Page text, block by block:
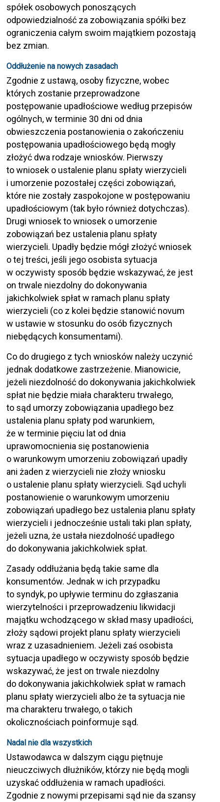
spółek osobowych ponoszących
odpowiedzialność za zobowiązania spółki bez
ograniczenia całym swoim majątkiem pozostają
bez zmian.
Oddłużenie na nowych zasadach
Zgodnie z ustawą, osoby fizyczne, wobec
których zostanie przeprowadzone
postępowanie upadłościowe według przepisów
ogólnych, w terminie 30 dni od dnia
obwieszczenia postanowienia o zakończeniu
postępowania upadłościowego będą mogły
złożyć dwa rodzaje wniosków. Pierwszy
to wniosek o ustalenie planu spłaty wierzycieli
i umorzenie pozostałej części zobowiązań,
które nie zostały zaspokojone w postępowaniu
upadłościowym (tak było również dotychczas).
Drugi wniosek to wniosek o umorzenie
zobowiązań bez ustalenia planu spłaty
wierzycieli. Upadły będzie mógł złożyć wniosek
o tej treści, jeśli jego osobista sytuacja
w oczywisty sposób będzie wskazywać, że jest
on trwale niezdolny do dokonywania
jakichkolwiek spłat w ramach planu spłaty
wierzycieli (co z kolei będzie stanowić novum
w ustawie w stosunku do osób fizycznych
niebędących konsumentami).
Co do drugiego z tych wniosków należy uczynić
jednak dodatkowe zastrzeżenie. Mianowicie,
jeżeli niezdolność do dokonywania jakichkolwiek
spłat nie będzie miała charakteru trwałego,
to sąd umorzy zobowiązania upadłego bez
ustalenia planu spłaty pod warunkiem,
że w terminie pięciu lat od dnia
uprawomocnienia się postanowienia
o warunkowym umorzeniu zobowiązań upadły
ani żaden z wierzycieli nie złoży wniosku
o ustalenie planu spłaty wierzycieli. Sąd uchyli
postanowienie o warunkowym umorzeniu
zobowiązań upadłego bez ustalenia planu spłaty
wierzycieli i jednocześnie ustali taki plan spłaty,
jeżeli uzna, że ustała niezdolność upadłego
do dokonywania jakichkolwiek spłat.
Zasady oddłużania będą takie same dla
konsumentów. Jednak w ich przypadku
to syndyk, po upływie terminu do zgłaszania
wierzytelności i przeprowadzeniu likwidacji
majątku wchodzącego w skład masy upadłości,
złoży sądowi projekt planu spłaty wierzycieli
wraz z uzasadnieniem. Jeżeli zaś osobista
sytuacja upadłego w oczywisty sposób będzie
wskazywać, że jest on trwale niezdolny
do dokonywania jakichkolwiek spłat w ramach
planu spłaty wierzycieli albo że ta sytuacja nie
ma charakteru trwałego, o takich
okolicznościach poinformuje sąd.
Nadal nie dla wszystkich
Ustawodawca w dalszym ciągu piętnuje
nieuczciwych dłużników, którzy nie będą mogli
uzyskać oddłużenia w ramach upadłości.
Zgodnie z nowymi przepisami sąd nie da szansy